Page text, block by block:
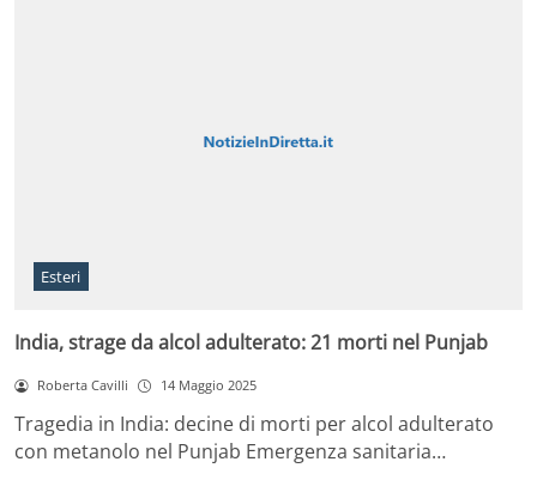
Esteri
India, strage da alcol adulterato: 21 morti nel Punjab
Roberta Cavilli 14 Maggio 2025
Tragedia in India: decine di morti per alcol adulterato
con metanolo nel Punjab Emergenza sanitaria…